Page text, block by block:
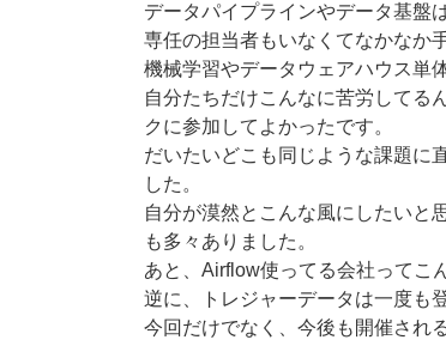
データパイプラインやデータ基盤
専任の担当者もいなくてなかなか
機械学習やデータウェアハウス単
自分たちだけこんなに苦労してる
クに参加してよかったです。
だいたいどこも同じような課題に
した。
自分が漠然とこんな風にしたいと
も多々ありました。
あと、Airflow使ってる会社ってこ
逆に、トレジャーデータは一度も
今回だけでなく、今後も開催され